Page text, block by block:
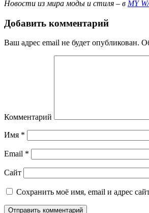
Новости из мира моды и стиля – в MY
Добавить комментарий
Ваш адрес email не будет опубликован.
Комментарий
Имя *
Email *
Сайт
Сохранить моё имя, email и адрес